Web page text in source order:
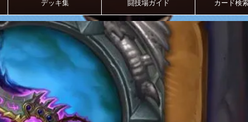
デッキ集 闘技場ガイド カード検